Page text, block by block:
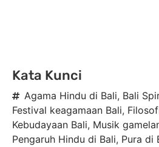
Kata Kunci
Agama Hindu di Bali, Bali
Festival keagamaan Bali,
Kebudayaan Bali, Musik
Pengaruh Hindu di Bali, Pura di